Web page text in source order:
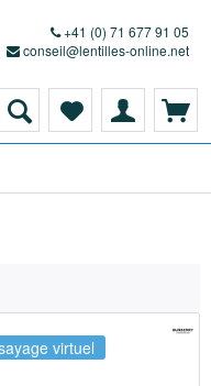
+41 (0) 71 677 91 05
conseil@lentilles-online.net
virtuel